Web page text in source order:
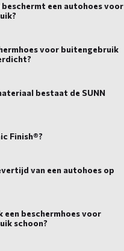
een autohoes voor
voor buitengebruik
bestaat de SUNN
Finish®?
van een autohoes op
een beschermhoes voor
schoon?